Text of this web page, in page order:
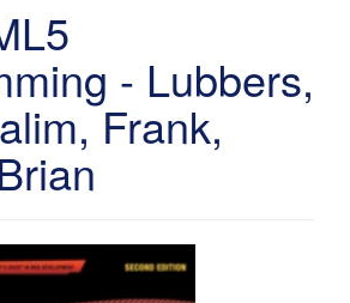
- Lubbers,
Frank,